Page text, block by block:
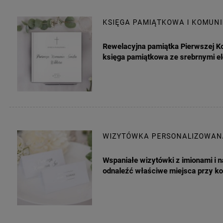
KSIĘGA PAMIĄTKOWA I
Rewelacyjna pamiątka Pierwszej
księga pamiątkowa ze srebrnymi
WIZYTÓWKA
Wspaniałe wizytówki z imionami i
odnaleźć właściwe miejsca przy